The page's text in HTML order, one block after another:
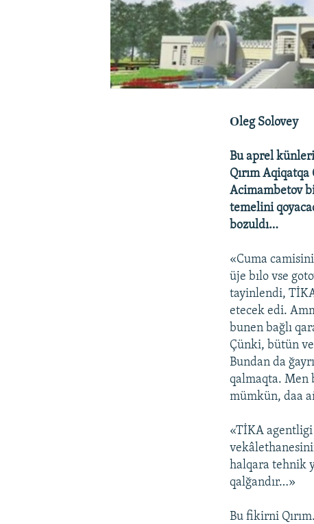
Оleg Solovey
Bu aprel
Qırım
Acimambetov
temelini
bozuldı…
«Cuma
üje bılo vse
tayinlendi,
etecek edi.
bunen bağlı
Çünki, bütün
Bundan da
qalmaqta. Men
mümkün, daa
«TİKA
halqara tehnik
qalğandır…»
Bu fikirni